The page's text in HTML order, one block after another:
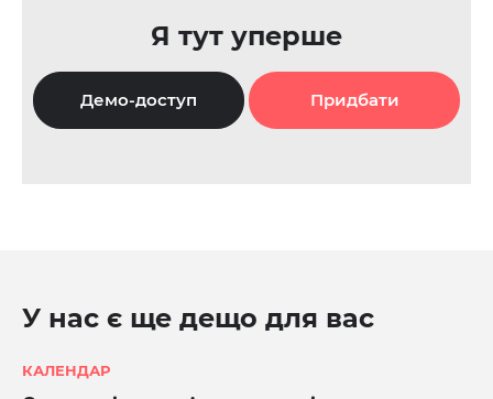
Я тут уперше
Демо-доступ Придбати
У нас є ще дещо для вас
КАЛЕНДАР